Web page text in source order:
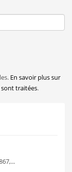
En savoir plus sur
traitées.